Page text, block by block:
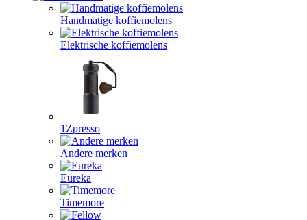
Handmatige koffiemolens
Elektrische koffiemolens
1Zpresso
Andere merken
Eureka
Timemore